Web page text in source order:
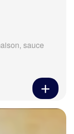
sauce